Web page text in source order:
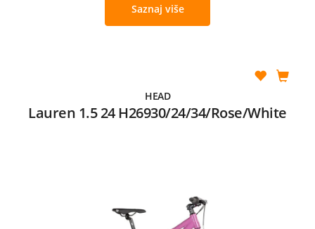
Saznaj više
HEAD
Lauren 1.5 24 H26930/24/34/Rose/White